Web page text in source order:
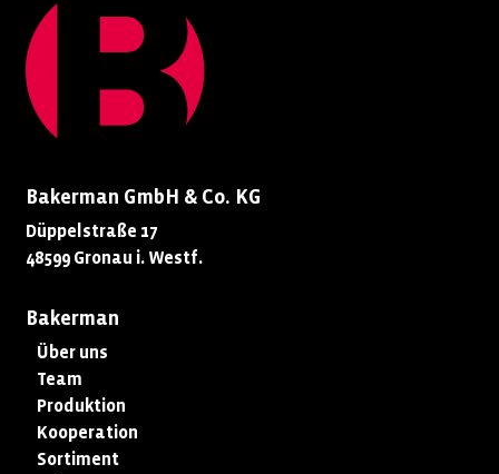
Bakerman GmbH & Co. KG
Düppelstraße 17
48599 Gronau i. Westf.
Bakerman
Über uns
Team
Produktion
Kooperation
Sortiment